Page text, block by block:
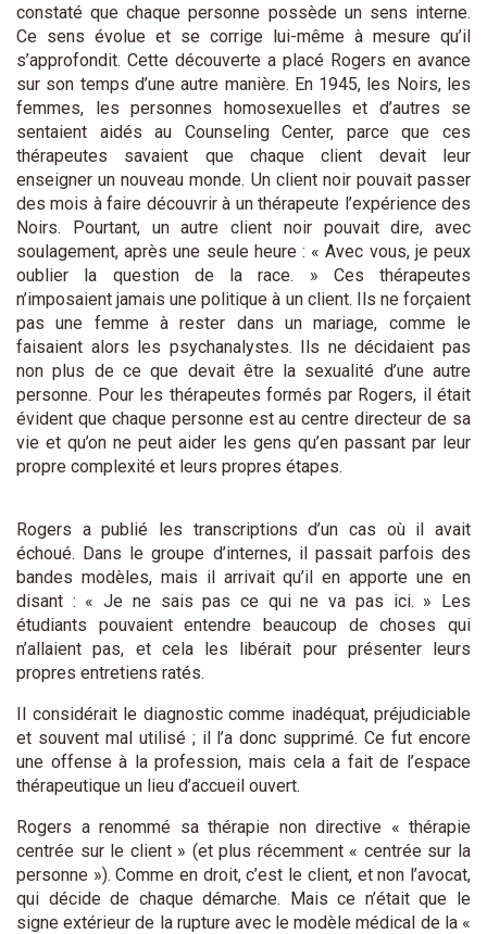
constaté que chaque personne possède un sens interne.
Ce sens évolue et se corrige lui-même à mesure qu’il
s’approfondit. Cette découverte a placé Rogers en avance
sur son temps d’une autre manière. En 1945, les Noirs, les
femmes, les personnes homosexuelles et d’autres se
sentaient aidés au Counseling Center, parce que ces
thérapeutes savaient que chaque client devait leur
enseigner un nouveau monde. Un client noir pouvait passer
des mois à faire découvrir à un thérapeute l’expérience des
Noirs. Pourtant, un autre client noir pouvait dire, avec
soulagement, après une seule heure : « Avec vous, je peux
oublier la question de la race. » Ces thérapeutes
n’imposaient jamais une politique à un client. Ils ne forçaient
pas une femme à rester dans un mariage, comme le
faisaient alors les psychanalystes. Ils ne décidaient pas
non plus de ce que devait être la sexualité d’une autre
personne. Pour les thérapeutes formés par Rogers, il était
évident que chaque personne est au centre directeur de sa
vie et qu’on ne peut aider les gens qu’en passant par leur
propre complexité et leurs propres étapes.
Rogers a publié les transcriptions d’un cas où il avait
échoué. Dans le groupe d’internes, il passait parfois des
bandes modèles, mais il arrivait qu’il en apporte une en
disant : « Je ne sais pas ce qui ne va pas ici. » Les
étudiants pouvaient entendre beaucoup de choses qui
n’allaient pas, et cela les libérait pour présenter leurs
propres entretiens ratés.
Il considérait le diagnostic comme inadéquat, préjudiciable
et souvent mal utilisé ; il l’a donc supprimé. Ce fut encore
une offense à la profession, mais cela a fait de l’espace
thérapeutique un lieu d’accueil ouvert.
Rogers a renommé sa thérapie non directive « thérapie
centrée sur le client » (et plus récemment « centrée sur la
personne »). Comme en droit, c’est le client, et non l’avocat,
qui décide de chaque démarche. Mais ce n’était que le
signe extérieur de la rupture avec le modèle médical de la «